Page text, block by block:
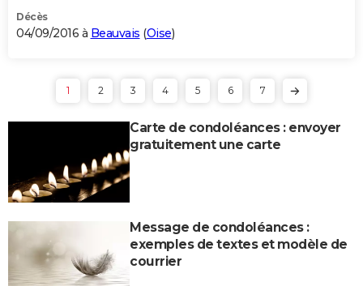
Décès
04/09/2016 à Beauvais (Oise)
1 2 3 4 5 6 7
Carte de condoléances : envoyer
gratuitement une carte
Message de condoléances :
exemples de textes et modèle de
courrier